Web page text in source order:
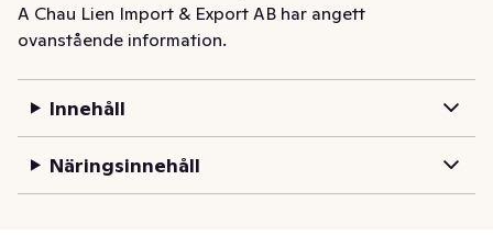
A Chau Lien Import & Export AB har angett
ovanstående information.
Innehåll
Näringsinnehåll